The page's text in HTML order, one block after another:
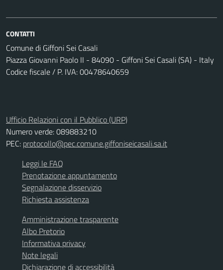
CONTATTI
Comune di Giffoni Sei Casali
Piazza Giovanni Paolo II - 84090 - Giffoni Sei Casali (SA) - Italy
Codice fiscale / P. IVA: 00478640659
Ufficio Relazioni con il Pubblico (URP)
Numero verde: 089883210
PEC: protocollo@pec.comune.giffoniseicasali.sa.it
Leggi le FAQ
Prenotazione appuntamento
Segnalazione disservizio
Richiesta assistenza
Amministrazione trasparente
Albo Pretorio
Informativa privacy
Note legali
Dichiarazione di accessibilità